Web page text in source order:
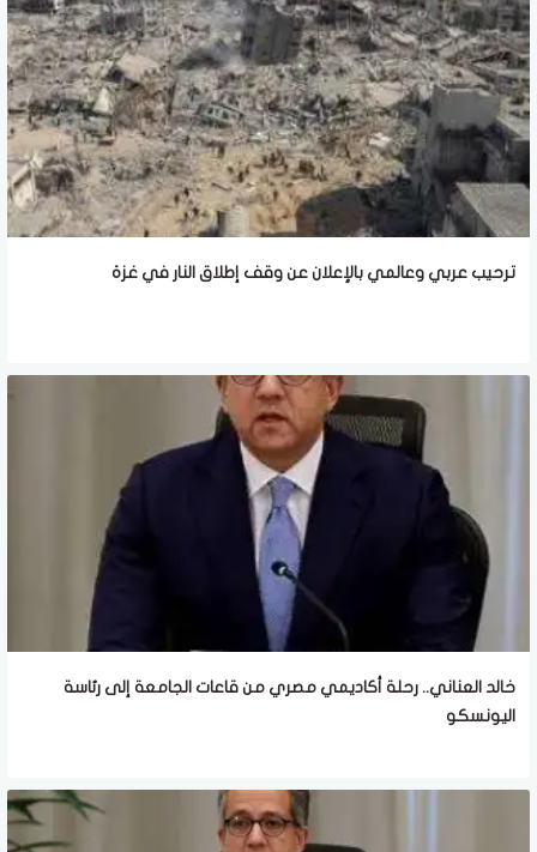
ترحيب عربي وعالمي بالإعلان عن وقف إطلاق النار في غزة
خالد العناني.. رحلة أكاديمي مصري من قاعات الجامعة إلى رئاسة
اليونسكو